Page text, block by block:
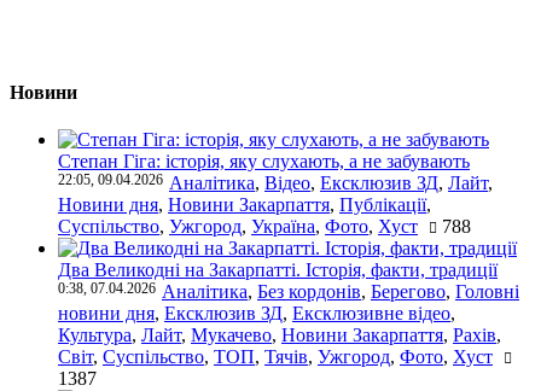
Новини
Степан Гіга: історія, яку слухають, а не забувають
22:05, 09.04.2026 Аналітика, Відео, Ексклюзив ЗД, Лайт,
Новини дня, Новини Закарпаття, Публікації,
Суспільство, Ужгород, Україна, Фото, Хуст 788
Два Великодні на Закарпатті. Історія, факти, традиції
0:38, 07.04.2026 Аналітика, Без кордонів, Берегово, Головні
новини дня, Ексклюзив ЗД, Ексклюзивне відео,
Культура, Лайт, Мукачево, Новини Закарпаття, Рахів,
Світ, Суспільство, ТОП, Тячів, Ужгород, Фото, Хуст
1387